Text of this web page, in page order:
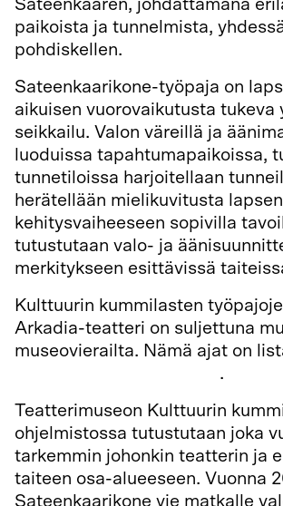
Sateenkaaren, johdattamana
paikoista ja tunnelmista,
pohdiskellen.
Sateenkaarikone-työpaja on
aikuisen vuorovaikutusta tukeva
seikkailu. Valon väreillä ja
luoduissa tapahtumapaikoissa,
tunnetiloissa harjoitellaan
herätellään mielikuvitusta lapsen
kehitysvaiheeseen sopivilla
tutustutaan valo- ja
merkitykseen esittävissä
Kulttuurin kummilasten
Arkadia-teatteri on suljettuna
museovierailta. Nämä ajat on
.
Teatterimuseon Kulttuurin
ohjelmistossa tutustutaan joka
tarkemmin johonkin teatterin ja
taiteen osa-alueeseen. Vuonna
Sateenkaarikone vie matkalle